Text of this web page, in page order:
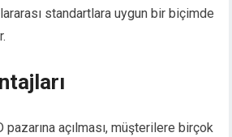
standartlara uygun bir biçimde
pazarına açılması, müşterilere birçok